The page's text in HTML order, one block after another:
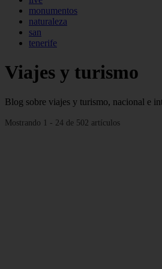
monumentos
naturaleza
san
tenerife
Viajes y turismo
Blog sobre viajes y turismo, nacional e
Mostrando 1 - 24 de 502 artículos